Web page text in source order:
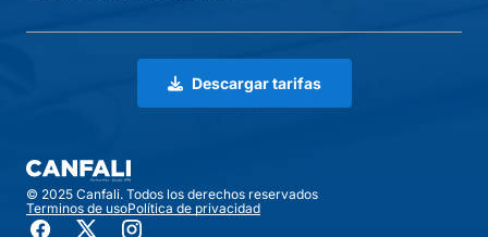
Descargar tarifas
© 2025 Canfali. Todos los derechos reservados
Terminos de usoPolítica de privacidad